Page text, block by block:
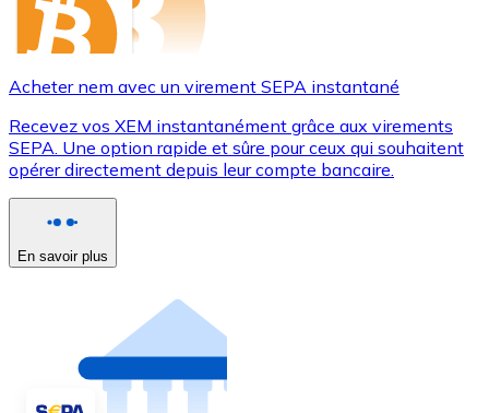
Acheter nem avec un virement SEPA instantané
Recevez vos XEM instantanément grâce aux virements
SEPA. Une option rapide et sûre pour ceux qui souhaitent
opérer directement depuis leur compte bancaire.
En savoir plus